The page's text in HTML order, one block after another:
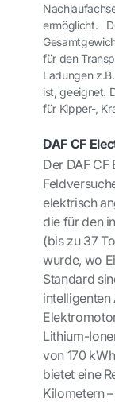
ermöglicht.
für den
Ladungen
ist, geeignet.
für Kipper-,
DAF CF
Der DAF
elektrisch
die für den
(bis zu 37
wurde, wo
Standard
Lithium-
von 170
bietet eine
Kilometern